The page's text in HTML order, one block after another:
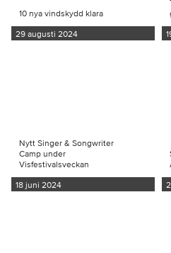
10 nya vindskydd klara
29 augusti 2024
Nytt Singer & Songwriter
Camp under
Visfestivalsveckan
18 juni 2024